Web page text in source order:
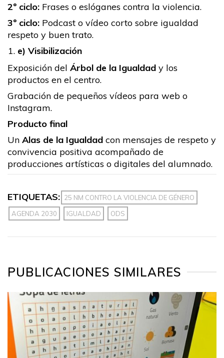
2º ciclo: Frases o eslóganes contra la violencia.
3º ciclo: Podcast o vídeo corto sobre igualdad
respeto y buen trato.
e) Visibilización
Exposición del Árbol de la Igualdad y los
productos en el centro.
Grabación de pequeños vídeos para web o
Instagram.
Producto final
Un Alas de la Igualdad con mensajes de respeto y
convivencia positiva acompañado de
producciones artísticas o digitales del alumnado.
ETIQUETAS: 25 NM CONTRO LA VIOLENCIA DE GÉNERO
AGENDA 2030
IGUALDAD ODS
PUBLICACIONES SIMILARES